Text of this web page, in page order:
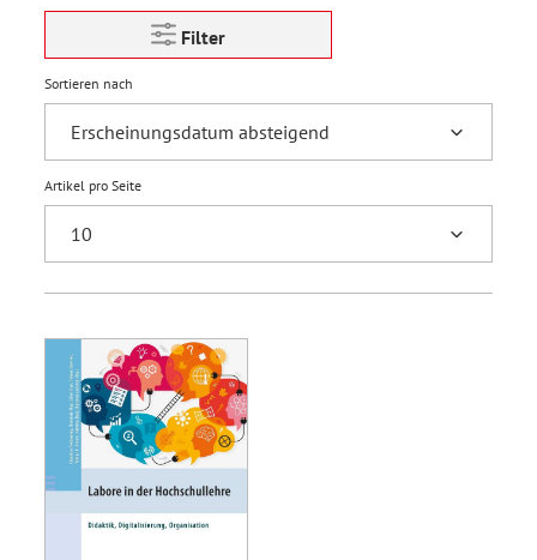
Filter
Sortieren nach
Artikel pro Seite